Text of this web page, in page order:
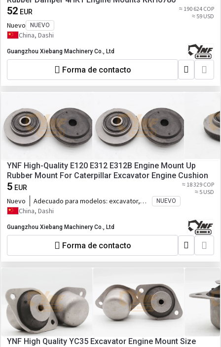
52 EUR
≈ 190 624 COP
≈ 59 USD
Nuevo NUEVO
China, Dashi
Guangzhou Xiebang Machinery Co., Ltd
Forma de contacto
YNF High-Quality E120 E312 E312B Engine Mount Up
Rubber Mount For Caterpillar Excavator Engine Cushion
5 EUR
≈ 18 329 COP
≈ 5 USD
Nuevo Adecuado para modelos: excavator,
E120 E312 E312B
NUEVO
China, Dashi
Guangzhou Xiebang Machinery Co., Ltd
Forma de contacto
YNF High Quality YC35 Excavator Engine Mount Size